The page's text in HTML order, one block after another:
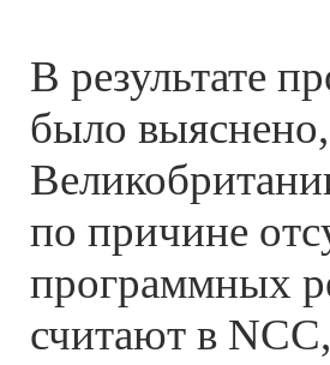
В результате
было
по причине
программных
считают в